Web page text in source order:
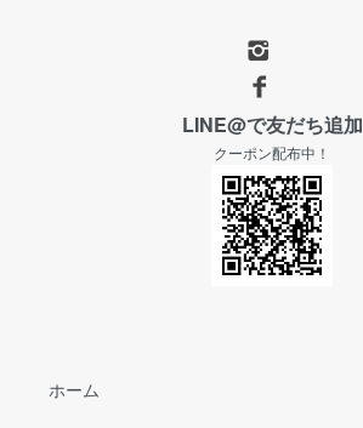
LINE@で友だち追加
クーポン配布中！
ホーム